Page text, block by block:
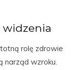
rolę zdrowie
narząd wzroku.